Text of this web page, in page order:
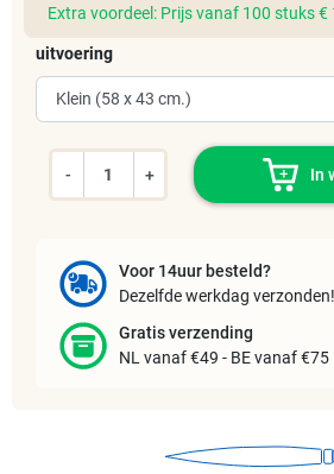
Extra voordeel: Prijs vanaf 100 stuks €
uitvoering
- + In
Voor 14uur besteld?
Dezelfde werkdag verzonden!
Gratis verzending
NL vanaf €49 - BE vanaf €75